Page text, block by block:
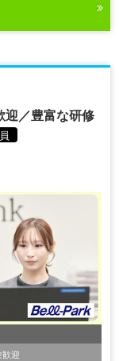
迎／豊富な研修
歓迎